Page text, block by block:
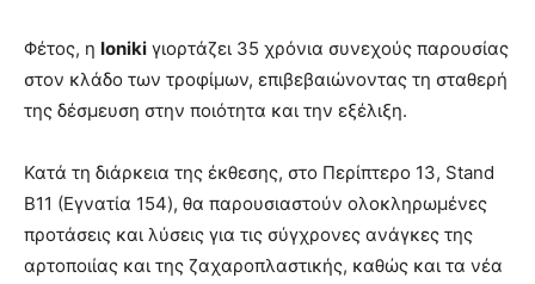
Φέτος, η Ioniki γιορτάζει 35 χρόνια συνεχούς παρουσίας
στον κλάδο των τροφίμων, επιβεβαιώνοντας τη σταθερή
της δέσμευση στην ποιότητα και την εξέλιξη.
Κατά τη διάρκεια της έκθεσης, στο Περίπτερο 13, Stand
B11 (Εγνατία 154), θα παρουσιαστούν ολοκληρωμένες
προτάσεις και λύσεις για τις σύγχρονες ανάγκες της
αρτοποιίας και της ζαχαροπλαστικής, καθώς και τα νέα